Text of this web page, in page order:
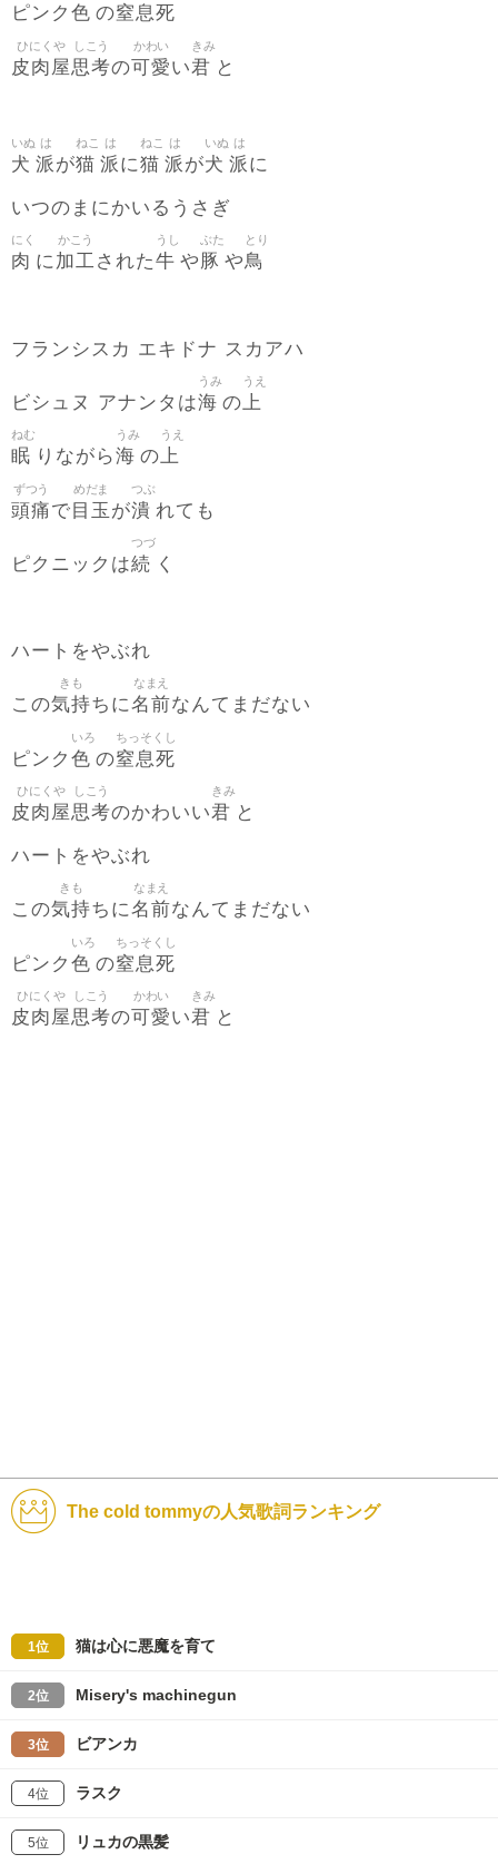
ピンク 色 の窒息死
皮肉屋
ひにくや
思考
しこう
の可愛
かわい
い君
きみ
と
犬
いぬ
派
は
が猫
ねこ
派
は
に猫
ねこ
派
は
が犬
いぬ
派
は
に
いつのまにかいるうさぎ
肉
にく
に加工
かこう
された牛
うし
や豚
ぶた
や鳥
とり
フランシスカ エキドナ スカアハ
ビシュヌ アナンタは海
うみ
の上
うえ
眠
ねむ
りながら海
うみ
の上
うえ
頭痛
ずつう
で 目玉
めだま
が潰
つぶ
れても
ピクニックは続
つづ
く
ハートをやぶれ
この気持
きも
ちに名前
なまえ
なんてまだない
ピンク 色
いろ
の窒息死
ちっそくし
皮肉屋
ひにくや
思考
しこう
のかわいい君
きみ
と
ハートをやぶれ
この気持
きも
ちに名前
なまえ
なんてまだない
ピンク 色
いろ
の窒息死
ちっそくし
皮肉屋
ひにくや
思考
しこう
の可愛
かわい
い君
きみ
と
The cold tommyの人気歌詞ランキング
1位 猫は心に悪魔を育て
2位 Misery's machinegun
3位 ビアンカ
4位 ラスク
5位 リュカの黒髪